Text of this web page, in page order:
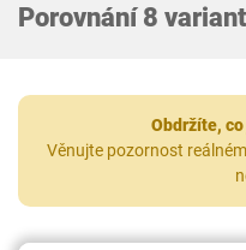
Porovnání 8 variant
Obdržíte,
Věnujte pozornost